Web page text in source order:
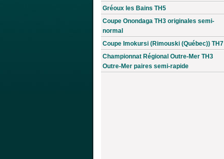
Gréoux les Bains TH5
Coupe Onondaga TH3 originales semi-
normal
Coupe Imokursi (Rimouski (Québec)) TH7
Championnat Régional Outre-Mer TH3
Outre-Mer paires semi-rapide